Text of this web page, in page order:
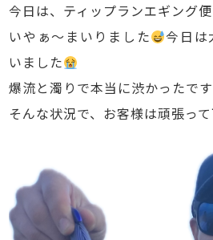
今日は、ティップランエギング
いやぁ〜まいりました
今日は
いました
爆流と濁りで本当に渋かったです
そんな状況で、お客様は頑張っ